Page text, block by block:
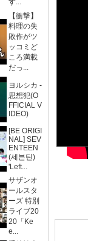
す...
【衝撃】
料理の失
敗作がツ
ッコミど
ころ満載
だっ...
ヨルシカ -
思想犯(O
FFICIAL V
IDEO)
[BE ORIGI
NAL] SEV
ENTEEN
(세븐틴)
'Left...
サザンオ
ールスタ
ーズ 特別
ライブ20
20「Ke
e...